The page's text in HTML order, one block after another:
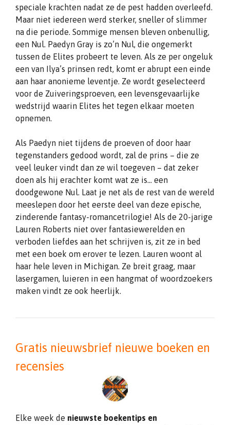
speciale krachten nadat ze de pest hadden overleefd.
Maar niet iedereen werd sterker, sneller of slimmer
na die periode. Sommige mensen bleven onbenullig,
een Nul. Paedyn Gray is zo’n Nul, die ongemerkt
tussen de Elites probeert te leven. Als ze per ongeluk
een van Ilya’s prinsen redt, komt er abrupt een einde
aan haar anonieme leventje. Ze wordt geselecteerd
voor de Zuiveringsproeven, een levensgevaarlijke
wedstrijd waarin Elites het tegen elkaar moeten
opnemen.
Als Paedyn niet tijdens de proeven of door haar
tegenstanders gedood wordt, zal de prins – die ze
veel leuker vindt dan ze wil toegeven – dat zeker
doen als hij erachter komt wat ze is… een
doodgewone Nul. Laat je net als de rest van de wereld
meeslepen door het eerste deel van deze epische,
zinderende fantasy-romancetrilogie! Als de 20-jarige
Lauren Roberts niet over fantasiewerelden en
verboden liefdes aan het schrijven is, zit ze in bed
met een boek om erover te lezen. Lauren woont al
haar hele leven in Michigan. Ze breit graag, maar
lasergamen, luieren in een hangmat of woordzoekers
maken vindt ze ook heerlijk.
Gratis nieuwsbrief nieuwe boeken en
recensies
Elke week de nieuwste boekentips en